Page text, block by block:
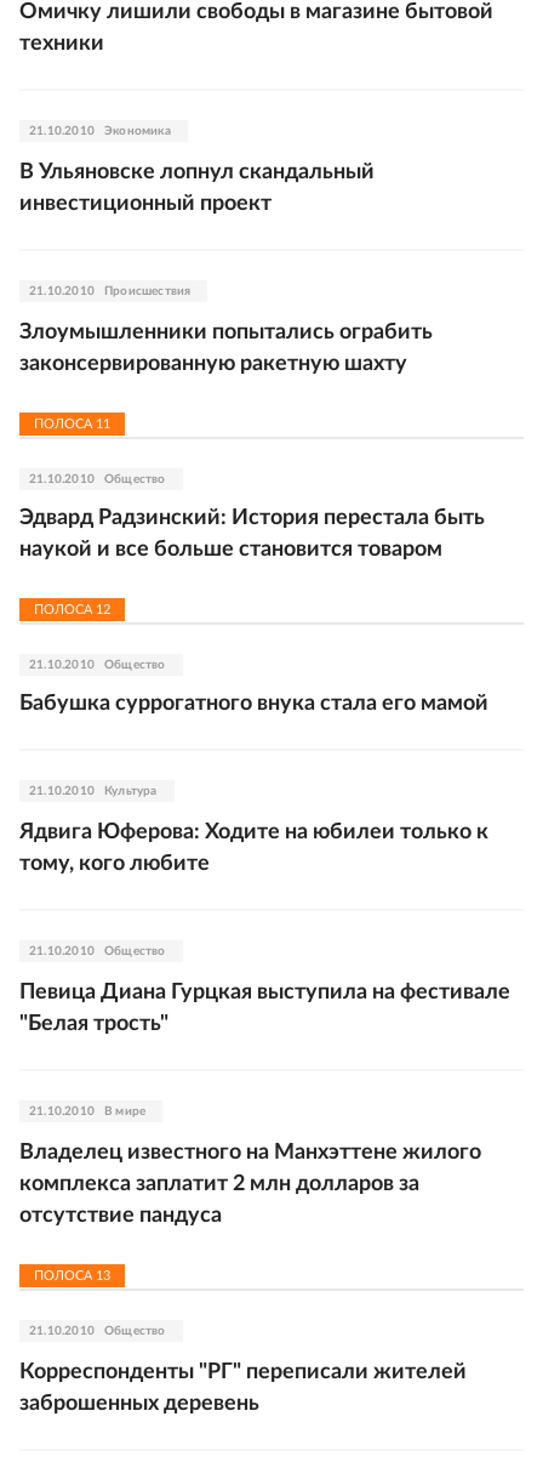
Омичку лишили свободы в магазине бытовой
техники
21.10.2010 Экономика
В Ульяновске лопнул скандальный
инвестиционный проект
21.10.2010 Происшествия
Злоумышленники попытались ограбить
законсервированную ракетную шахту
ПОЛОСА 11
21.10.2010 Общество
Эдвард Радзинский: История перестала быть
наукой и все больше становится товаром
ПОЛОСА 12
21.10.2010 Общество
Бабушка суррогатного внука стала его мамой
21.10.2010 Культура
Ядвига Юферова: Ходите на юбилеи только к
тому, кого любите
21.10.2010 Общество
Певица Диана Гурцкая выступила на фестивале
"Белая трость"
21.10.2010 В мире
Владелец известного на Манхэттене жилого
комплекса заплатит 2 млн долларов за
отсутствие пандуса
ПОЛОСА 13
21.10.2010 Общество
Корреспонденты "РГ" переписали жителей
заброшенных деревень